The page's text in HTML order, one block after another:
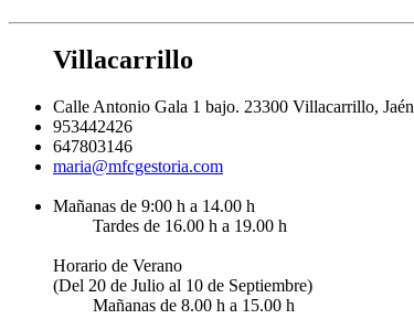
Villacarrillo
Calle Antonio Gala 1 bajo. 23300 Villacarrillo, Jaén
953442426
647803146
maria@mfcgestoria.com
Mañanas de 9:00 h a 14.00 h
Tardes de 16.00 h a 19.00 h
Horario de Verano
(Del 20 de Julio al 10 de Septiembre)
Mañanas de 8.00 h a 15.00 h